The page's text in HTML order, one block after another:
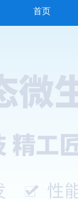
首页